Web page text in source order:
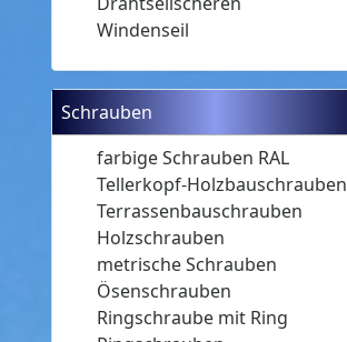
Windenseil
Schrauben
farbige Schrauben RAL
Tellerkopf-Holzbauschrauben
Terrassenbauschrauben
Holzschrauben
metrische Schrauben
Ösenschrauben
Ringschraube mit Ring